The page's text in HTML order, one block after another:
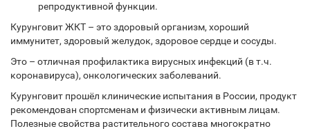
репродуктивной функции.
Курунговит ЖКТ – это здоровый организм, хороший
иммунитет, здоровый желудок, здоровое сердце и сосуды.
Это – отличная профилактика вирусных инфекций (в т.ч.
коронавируса), онкологических заболеваний.
Курунговит прошёл клинические испытания в России, продукт
рекомендован спортсменам и физически активным лицам.
Полезные свойства растительного состава многократно